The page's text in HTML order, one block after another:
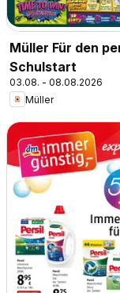
Müller Für den
Schulstart
03.08. - 08.08.2026
Müller